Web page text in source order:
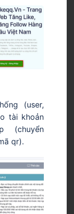
(user,
tài khoản
qr).